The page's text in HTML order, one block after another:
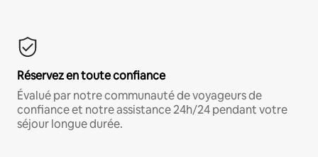
Réservez en toute confiance
Évalué par notre communauté de voyageurs de
confiance et notre assistance 24h/24 pendant votre
séjour longue durée.